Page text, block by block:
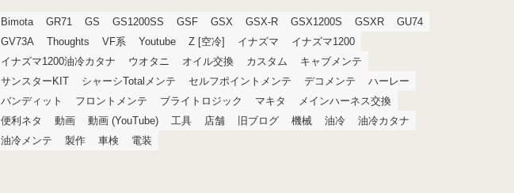
Bimota GR71 GS GS1200SS GSF GSX GSX-R GSX1200S GSXR
GU74
GV73A
Thoughts VF系 Youtube Z [空冷] イナズマ
イナズマ1200
イナズマ1200油冷カタナ
ウオタニ オイル交換 カスタム
キャブメンテ
サンスターKIT
シャーシTotalメンテ セルフポイントメンテ デコメンテ
ハーレー
バンディット
フロントメンテ ブライトロジック マキタ
メインハーネス交換
便利ネタ
動画 動画 (YouTube) 工具 店舗 旧ブログ 機械 油冷
油冷カタナ
油冷メンテ
製作 車検 電装